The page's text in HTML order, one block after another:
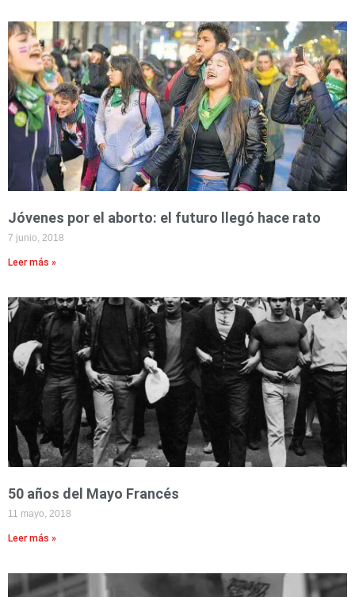
Jóvenes por el aborto: el futuro llegó hace rato
7 junio, 2018
Leer más »
50 años del Mayo Francés
11 mayo, 2018
Leer más »